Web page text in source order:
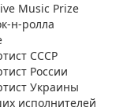
Music Prize
н-ролла
СССР
России
Украины
исполнителей